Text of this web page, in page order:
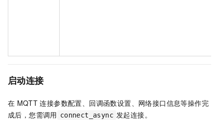
启动连接
在 MQTT 连接参数配置、回调函数设置、网络接口信息等操作完
成后，您需调用 connect_async 发起连接。